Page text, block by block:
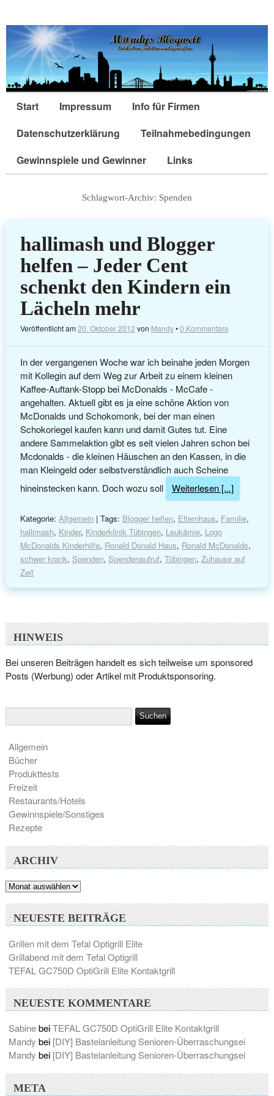
Start Impressum
Info für Firmen
Datenschutzerklärung
Teilnahmebedingungen
Gewinnspiele und Gewinner
Links
Schlagwort-Archiv: Spenden
hallimash und Blogger
helfen – Jeder Cent
schenkt den Kindern ein
Lächeln mehr
Veröffentlicht am20. Oktober 2012 von Mandy•0 Kommentare
In der vergangenen Woche war ich beinahe jeden Morgen
mit Kollegin auf dem Weg zur Arbeit zu einem kleinen
Kaffee-Auftank-Stopp bei McDonalds - McCafe -
angehalten. Aktuell gibt es ja eine schöne Aktion von
McDonalds und Schokomonk, bei der man einen
Schokoriegel kaufen kann und damit Gutes tut. Eine
andere Sammelaktion gibt es seit vielen Jahren schon bei
Mcdonalds - die kleinen Häuschen an den Kassen, in die
man Kleingeld oder selbstverständlich auch Scheine
hineinstecken kann. Doch wozu soll
Weiterlesen [...]
Kategorie: Allgemein| Tags: Blogger helfen, Elternhaus, Familie,
hallimash, Kinder, Kinderklinik Tübingen, Leukämie, Logo
McDonalds Kinderhilfe, Ronald Donald Haus, Ronald McDonalds,
schwer krank, Spenden, Spendenaufruf, Tübingen, Zuhause auf
Zeit
HINWEIS
Bei unseren Beiträgen handelt es sich teilweise um sponsored
Posts (Werbung) oder Artikel mit Produktsponsoring.
Allgemein
Bücher
Produkttests
Freizeit
Restaurants/Hotels
Gewinnspiele/Sonstiges
Rezepte
ARCHIV
Archiv
NEUESTE BEITRÄGE
Grillen mit dem Tefal Optigrill Elite
Grillabend mit dem Tefal Optigrill
TEFAL GC750D OptiGrill Elite Kontaktgrill
NEUESTE KOMMENTARE
SabinebeiTEFAL GC750D OptiGrill Elite Kontaktgrill
Mandy bei [DIY] Bastelanleitung Senioren-Überraschungsei
Mandy bei [DIY] Bastelanleitung Senioren-Überraschungsei
META